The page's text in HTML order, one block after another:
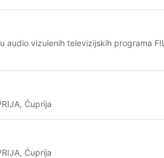
vizulenih televizijskih programa FIL
Ćuprija
Ćuprija